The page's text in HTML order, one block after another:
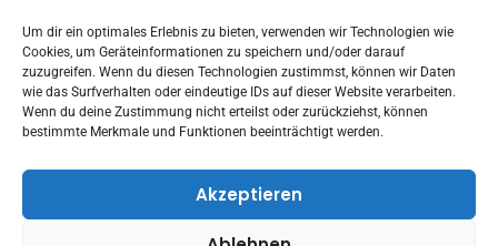
Um dir ein optimales Erlebnis zu bieten, verwenden wir Technologien wie
Cookies, um Geräteinformationen zu speichern und/oder darauf
zuzugreifen. Wenn du diesen Technologien zustimmst, können wir Daten
wie das Surfverhalten oder eindeutige IDs auf dieser Website verarbeiten.
Wenn du deine Zustimmung nicht erteilst oder zurückziehst, können
bestimmte Merkmale und Funktionen beeinträchtigt werden.
Akzeptieren
ABONNIEREN & FOLGEN